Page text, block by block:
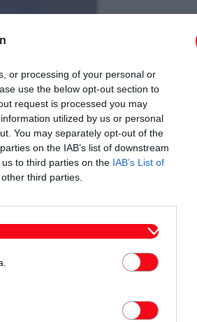
or processing of your personal or
use the below opt-out section to
request is processed you may
utilized by us or personal
You may separately opt-out of the
on the IAB’s list of downstream
to third parties on the IAB’s List of
third parties.